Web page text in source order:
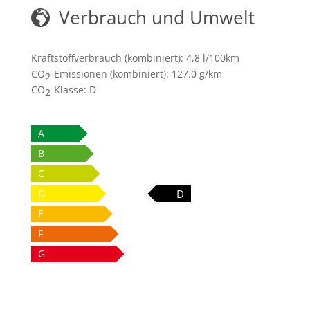
Verbrauch und Umwelt
Kraftstoffverbrauch (kombiniert): 4,8 l/100km
CO2-Emissionen (kombiniert): 127.0 g/km
CO2-Klasse: D
A
B
C
D
D
E
F
G